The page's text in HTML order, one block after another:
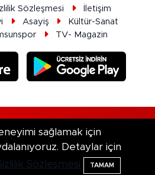
Sözleşmesi
İletişim
Asayiş
Kültür-Sanat
TV- Magazin
TE Bilişim
sağlamak için
Detaylar için
Sözleşmesi TAMAM